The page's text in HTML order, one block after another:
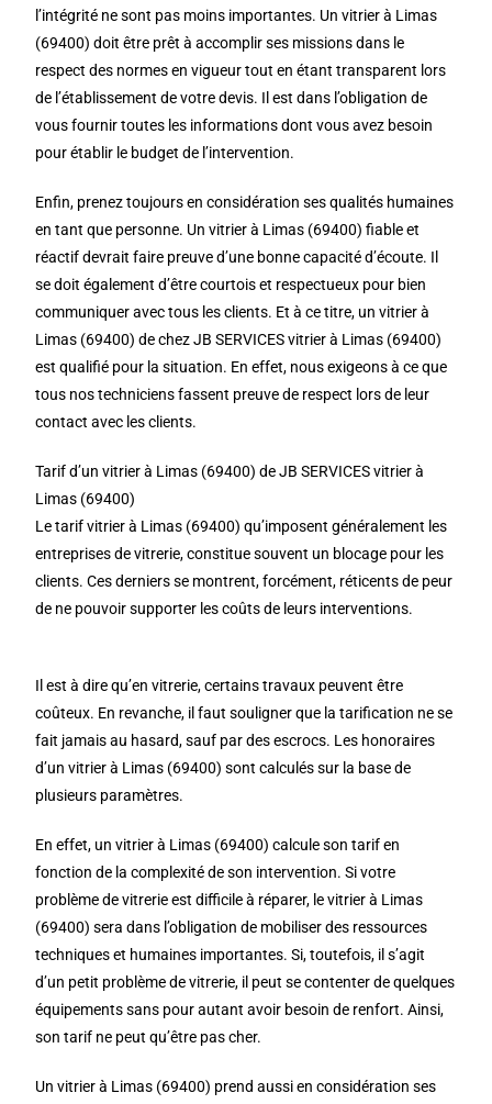
l’intégrité ne sont pas moins importantes. Un vitrier à Limas
(69400) doit être prêt à accomplir ses missions dans le
respect des normes en vigueur tout en étant transparent lors
de l’établissement de votre devis. Il est dans l’obligation de
vous fournir toutes les informations dont vous avez besoin
pour établir le budget de l’intervention.
Enfin, prenez toujours en considération ses qualités humaines
en tant que personne. Un vitrier à Limas (69400) fiable et
réactif devrait faire preuve d’une bonne capacité d’écoute. Il
se doit également d’être courtois et respectueux pour bien
communiquer avec tous les clients. Et à ce titre, un vitrier à
Limas (69400) de chez JB SERVICES vitrier à Limas (69400)
est qualifié pour la situation. En effet, nous exigeons à ce que
tous nos techniciens fassent preuve de respect lors de leur
contact avec les clients.
Tarif d’un vitrier à Limas (69400) de JB SERVICES vitrier à
Limas (69400)
Le tarif vitrier à Limas (69400) qu’imposent généralement les
entreprises de vitrerie, constitue souvent un blocage pour les
clients. Ces derniers se montrent, forcément, réticents de peur
de ne pouvoir supporter les coûts de leurs interventions.
Il est à dire qu’en vitrerie, certains travaux peuvent être
coûteux. En revanche, il faut souligner que la tarification ne se
fait jamais au hasard, sauf par des escrocs. Les honoraires
d’un vitrier à Limas (69400) sont calculés sur la base de
plusieurs paramètres.
En effet, un vitrier à Limas (69400) calcule son tarif en
fonction de la complexité de son intervention. Si votre
problème de vitrerie est difficile à réparer, le vitrier à Limas
(69400) sera dans l’obligation de mobiliser des ressources
techniques et humaines importantes. Si, toutefois, il s’agit
d’un petit problème de vitrerie, il peut se contenter de quelques
équipements sans pour autant avoir besoin de renfort. Ainsi,
son tarif ne peut qu’être pas cher.
Un vitrier à Limas (69400) prend aussi en considération ses